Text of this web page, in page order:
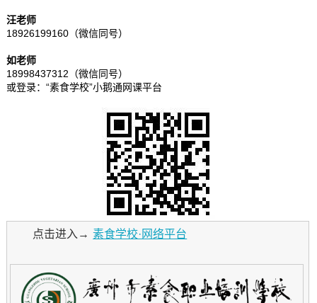
汪老师
18926199160（微信同号）
如老师
18998437312（微信同号）
或登录：“素食学校”小鹅通网课平台
点击进入→ 素食学校·网络平台